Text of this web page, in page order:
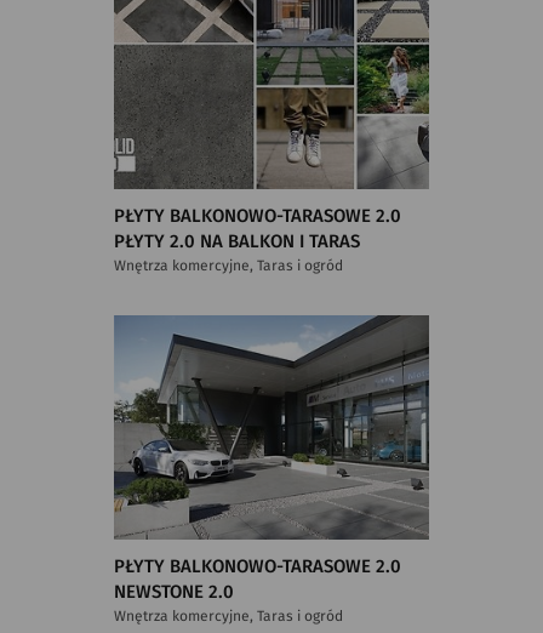
PŁYTY BALKONOWO-TARASOWE 2.0
PŁYTY 2.0 NA BALKON I TARAS
Wnętrza komercyjne, Taras i ogród
PŁYTY BALKONOWO-TARASOWE 2.0
NEWSTONE 2.0
Wnętrza komercyjne, Taras i ogród